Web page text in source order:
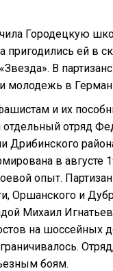
Городецкую
пригодились ей в
В
молодежь в
и их
отряд
Дрибинского
в августе
опыт.
Оршанского и
Михаил
на шоссейных
боям.